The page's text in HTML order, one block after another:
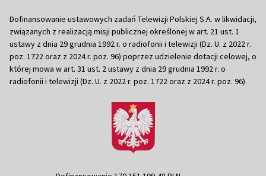
Dofinansowanie ustawowych zadań Telewizji Polskiej S.A. w likwidacji,
związanych z realizacją misji publicznej określonej w art. 21 ust. 1
ustawy z dnia 29 grudnia 1992 r. o radiofonii i telewizji (Dz. U. z 2022 r.
poz. 1722 oraz z 2024 r. poz. 96) poprzez udzielenie dotacji celowej, o
której mowa w art. 31 ust. 2 ustawy z dnia 29 grudnia 1992 r. o
radiofonii i telewizji (Dz. U. z 2022 r. poz. 1722 oraz z 2024 r. poz. 96)